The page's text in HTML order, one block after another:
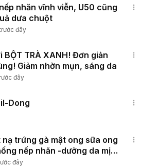
nhăn vĩnh viễn, U50 cũng
dưa chuột
đây
BỘT TRÀ XANH! Đơn giản
Giảm nhờn mụn, sáng da
đây
Dong
trứng gà mật ong sữa ong
nếp nhăn -dưỡng da mịn
đây